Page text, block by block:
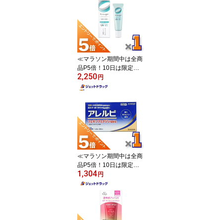
8mL ×1個 ※セルフメデ
ィケーション税制対象
〔点鼻薬〕
≪マラソン期間中は全商
品P5倍！10日は限定先
着クーポン有≫【医薬部
外品】アルージェ モイス
〔敏感肌用/日焼け止めベ
ースクリーム〕
2,250円
≪マラソン期間中は全商
品P5倍！10日は限定先
着クーポン有≫【第2類
医薬品】アレルビ 56錠
※セルフメディケーショ
ン税制対象
1,304円